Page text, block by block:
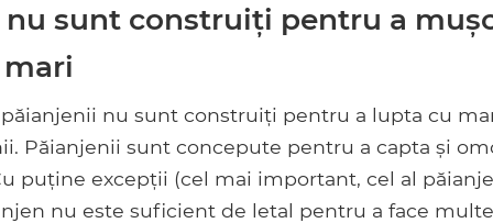
sunt construiți pentru a
nu sunt construiți pentru a lupta cu
Păianjenii sunt concepute pentru a capta și
puține excepții (cel mai important, cel al
nu este suficient de letal pentru a face